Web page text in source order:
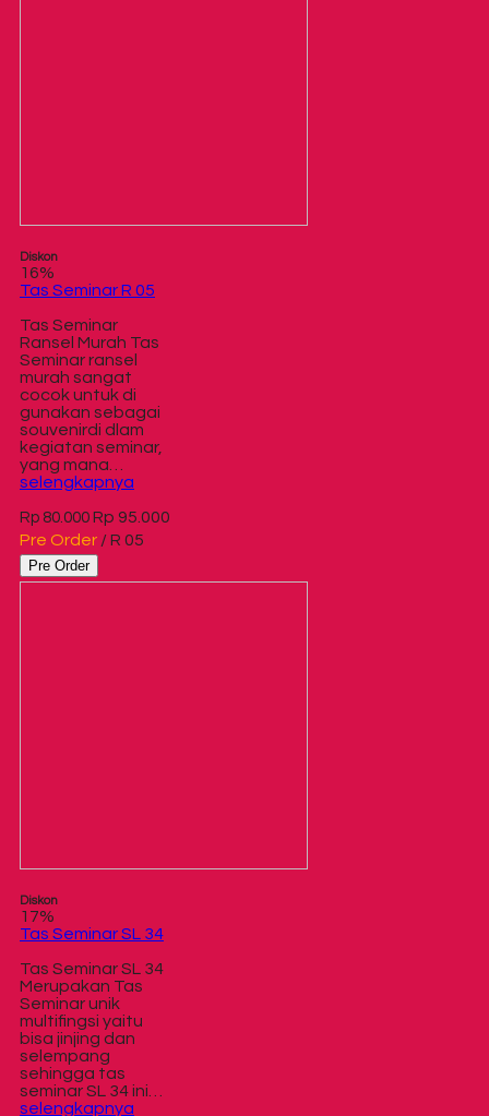
Diskon
16%
Tas Seminar R 05
Tas Seminar
Ransel Murah Tas
Seminar ransel
murah sangat
cocok untuk di
gunakan sebagai
souvenirdi dlam
kegiatan seminar,
yang mana…
selengkapnya
Rp 80.000 Rp 95.000
Pre Order / R 05
Pre Order
Diskon
17%
Tas Seminar SL 34
Tas Seminar SL 34
Merupakan Tas
Seminar unik
multifingsi yaitu
bisa jinjing dan
selempang
sehingga tas
seminar SL 34 ini…
selengkapnya